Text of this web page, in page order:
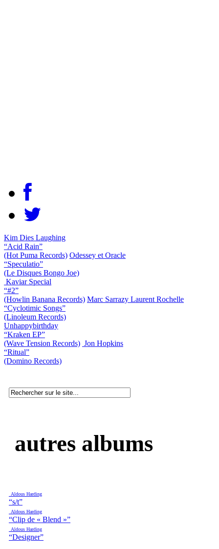
Kim Dies Laughing
“Acid Rain”
(Hot Puma Records) Odessey et Oracle
“Speculatio”
(Le Disques Bongo Joe)
Kaviar Special
“#2”
(Howlin Banana Records) Marc Sarrazy Laurent Rochelle
“Cyclotimic Songs”
(Linoleum Records)
Unhappybirthday
“Kraken EP”
(Wave Tension Records) Jon Hopkins
“Ritual”
(Domino Records)
autres albums
Aldous Harding
“s/t”
Aldous Harding
“Clip de « Blend »”
Aldous Harding
“Designer”